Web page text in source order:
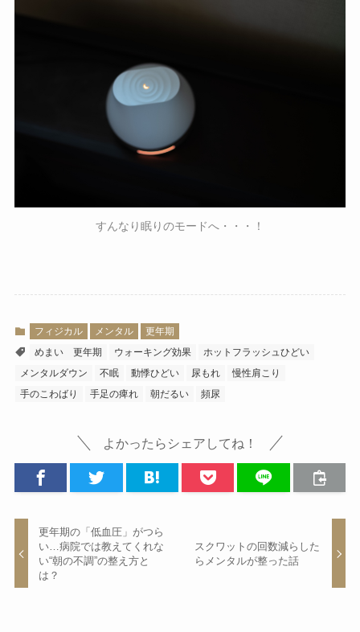
すんなり眠りのモードへ・・・！
フィジカル メンタル
更年期
めまい 更年期
ウォーキング効果
ホットフラッシュひどい
メンタルダウン
不眠 動悸ひどい 尿もれ
慢性肩こり
手のこわばり
手足の痺れ 朝だるい 頻尿
よかったらシェアしてね！
更年期の「低血圧」がつら
い…病院では教えてくれな
い“朝の不調”の整え方と
は？
スクワットの回数減らした
らメンタルが整った話